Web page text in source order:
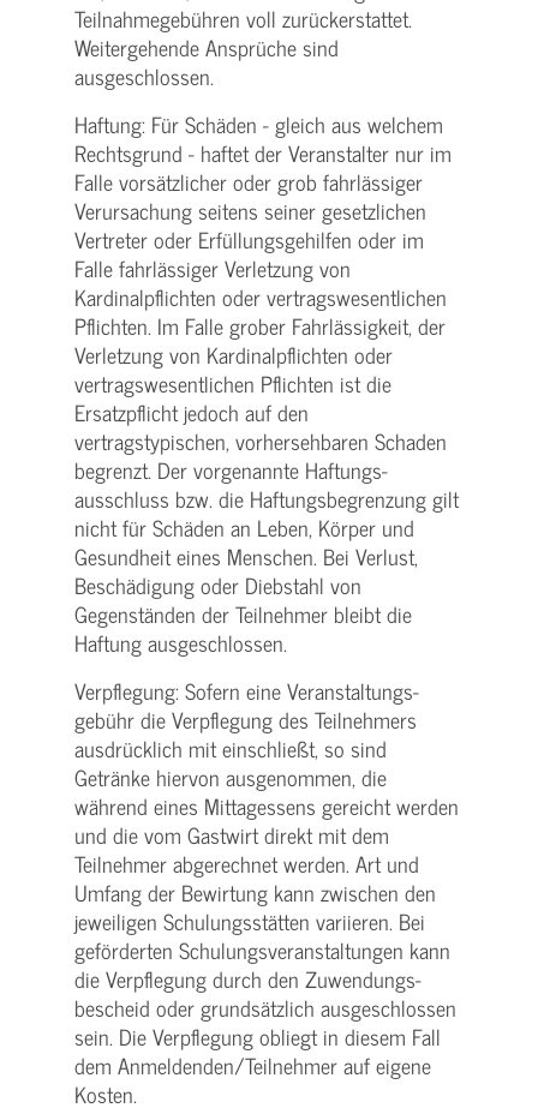
Teilnahme­gebühren voll zurückerstattet.
Weitergehende Ansprüche sind
ausgeschlossen.
Haftung: Für Schäden - gleich aus welchem
Rechtsgrund - haftet der Veranstalter nur im
Falle vorsätzlicher oder grob fahrlässiger
Verursachung seitens seiner gesetzlichen
Vertreter oder Erfüllungsgehilfen oder im
Falle fahrlässiger Verletzung von
Kardinalpflichten oder vertrags­wesentlichen
Pflichten. Im Falle grober Fahrlässigkeit, der
Verletzung von Kardinalpflichten oder
vertrags­wesentlichen Pflichten ist die
Ersatzpflicht jedoch auf den
vertragstypischen, vorhersehbaren Schaden
begrenzt. Der vorgenannte Haftungs­
ausschluss bzw. die Haftungs­begrenzung gilt
nicht für Schäden an Leben, Körper und
Gesundheit eines Menschen. Bei Verlust,
Beschädigung oder Diebstahl von
Gegenständen der Teilnehmer bleibt die
Haftung ausgeschlossen.
Verpflegung: Sofern eine Veranstaltungs­
gebühr die Verpflegung des Teilnehmers
ausdrücklich mit einschließt, so sind
Getränke hiervon ausgenommen, die
während eines Mittagessens gereicht werden
und die vom Gastwirt direkt mit dem
Teilnehmer abgerechnet werden. Art und
Umfang der Bewirtung kann zwischen den
jeweiligen Schulungsstätten variieren. Bei
geförderten Schulungs­veranstaltungen kann
die Verpflegung durch den Zuwendungs­
bescheid oder grundsätzlich ausgeschlossen
sein. Die Verpflegung obliegt in diesem Fall
dem Anmeldenden/­Teilnehmer auf eigene
Kosten.